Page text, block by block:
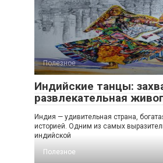
Полезное
Индийские танцы:
развлекательная
Индия — удивительная страна,
историей. Одним из самых
индийской
Полезное